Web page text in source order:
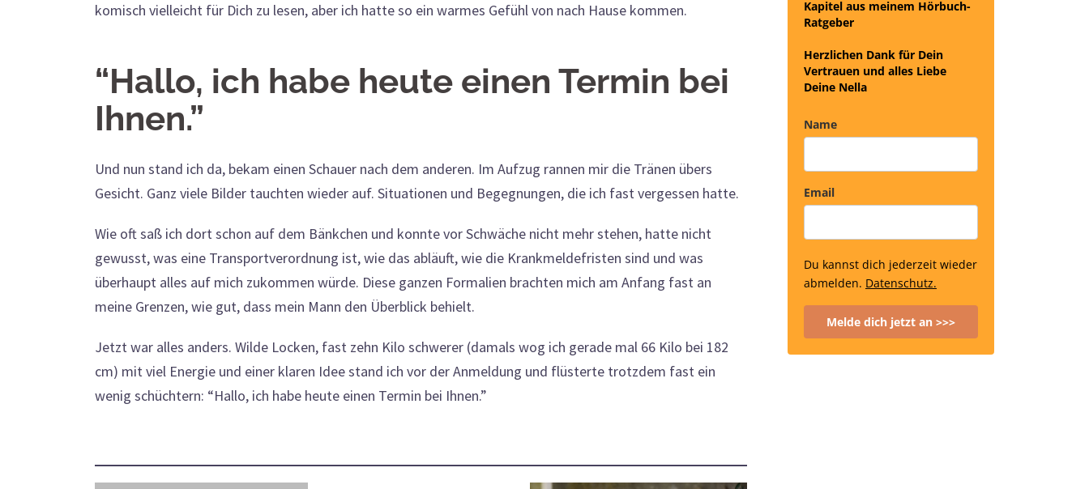
komisch vielleicht für Dich zu lesen, aber ich hatte so ein warmes Gefühl von nach Hause kommen.
“Hallo, ich habe heute einen Termin bei
Ihnen.”
Und nun stand ich da, bekam einen Schauer nach dem anderen. Im Aufzug rannen mir die Tränen übers
Gesicht. Ganz viele Bilder tauchten wieder auf. Situationen und Begegnungen, die ich fast vergessen hatte.
Wie oft saß ich dort schon auf dem Bänkchen und konnte vor Schwäche nicht mehr stehen, hatte nicht
gewusst, was eine Transportverordnung ist, wie das abläuft, wie die Krankmeldefristen sind und was
überhaupt alles auf mich zukommen würde. Diese ganzen Formalien brachten mich am Anfang fast an
meine Grenzen, wie gut, dass mein Mann den Überblick behielt.
Jetzt war alles anders. Wilde Locken, fast zehn Kilo schwerer (damals wog ich gerade mal 66 Kilo bei 182
cm) mit viel Energie und einer klaren Idee stand ich vor der Anmeldung und flüsterte trotzdem fast ein
wenig schüchtern: “Hallo, ich habe heute einen Termin bei Ihnen.”
Kapitel aus meinem Hörbuch-
Ratgeber
Herzlichen Dank für Dein
Vertrauen und alles Liebe
Deine Nella
Name
Email
Du kannst dich jederzeit wieder
abmelden. Datenschutz.
Melde dich jetzt an >>>